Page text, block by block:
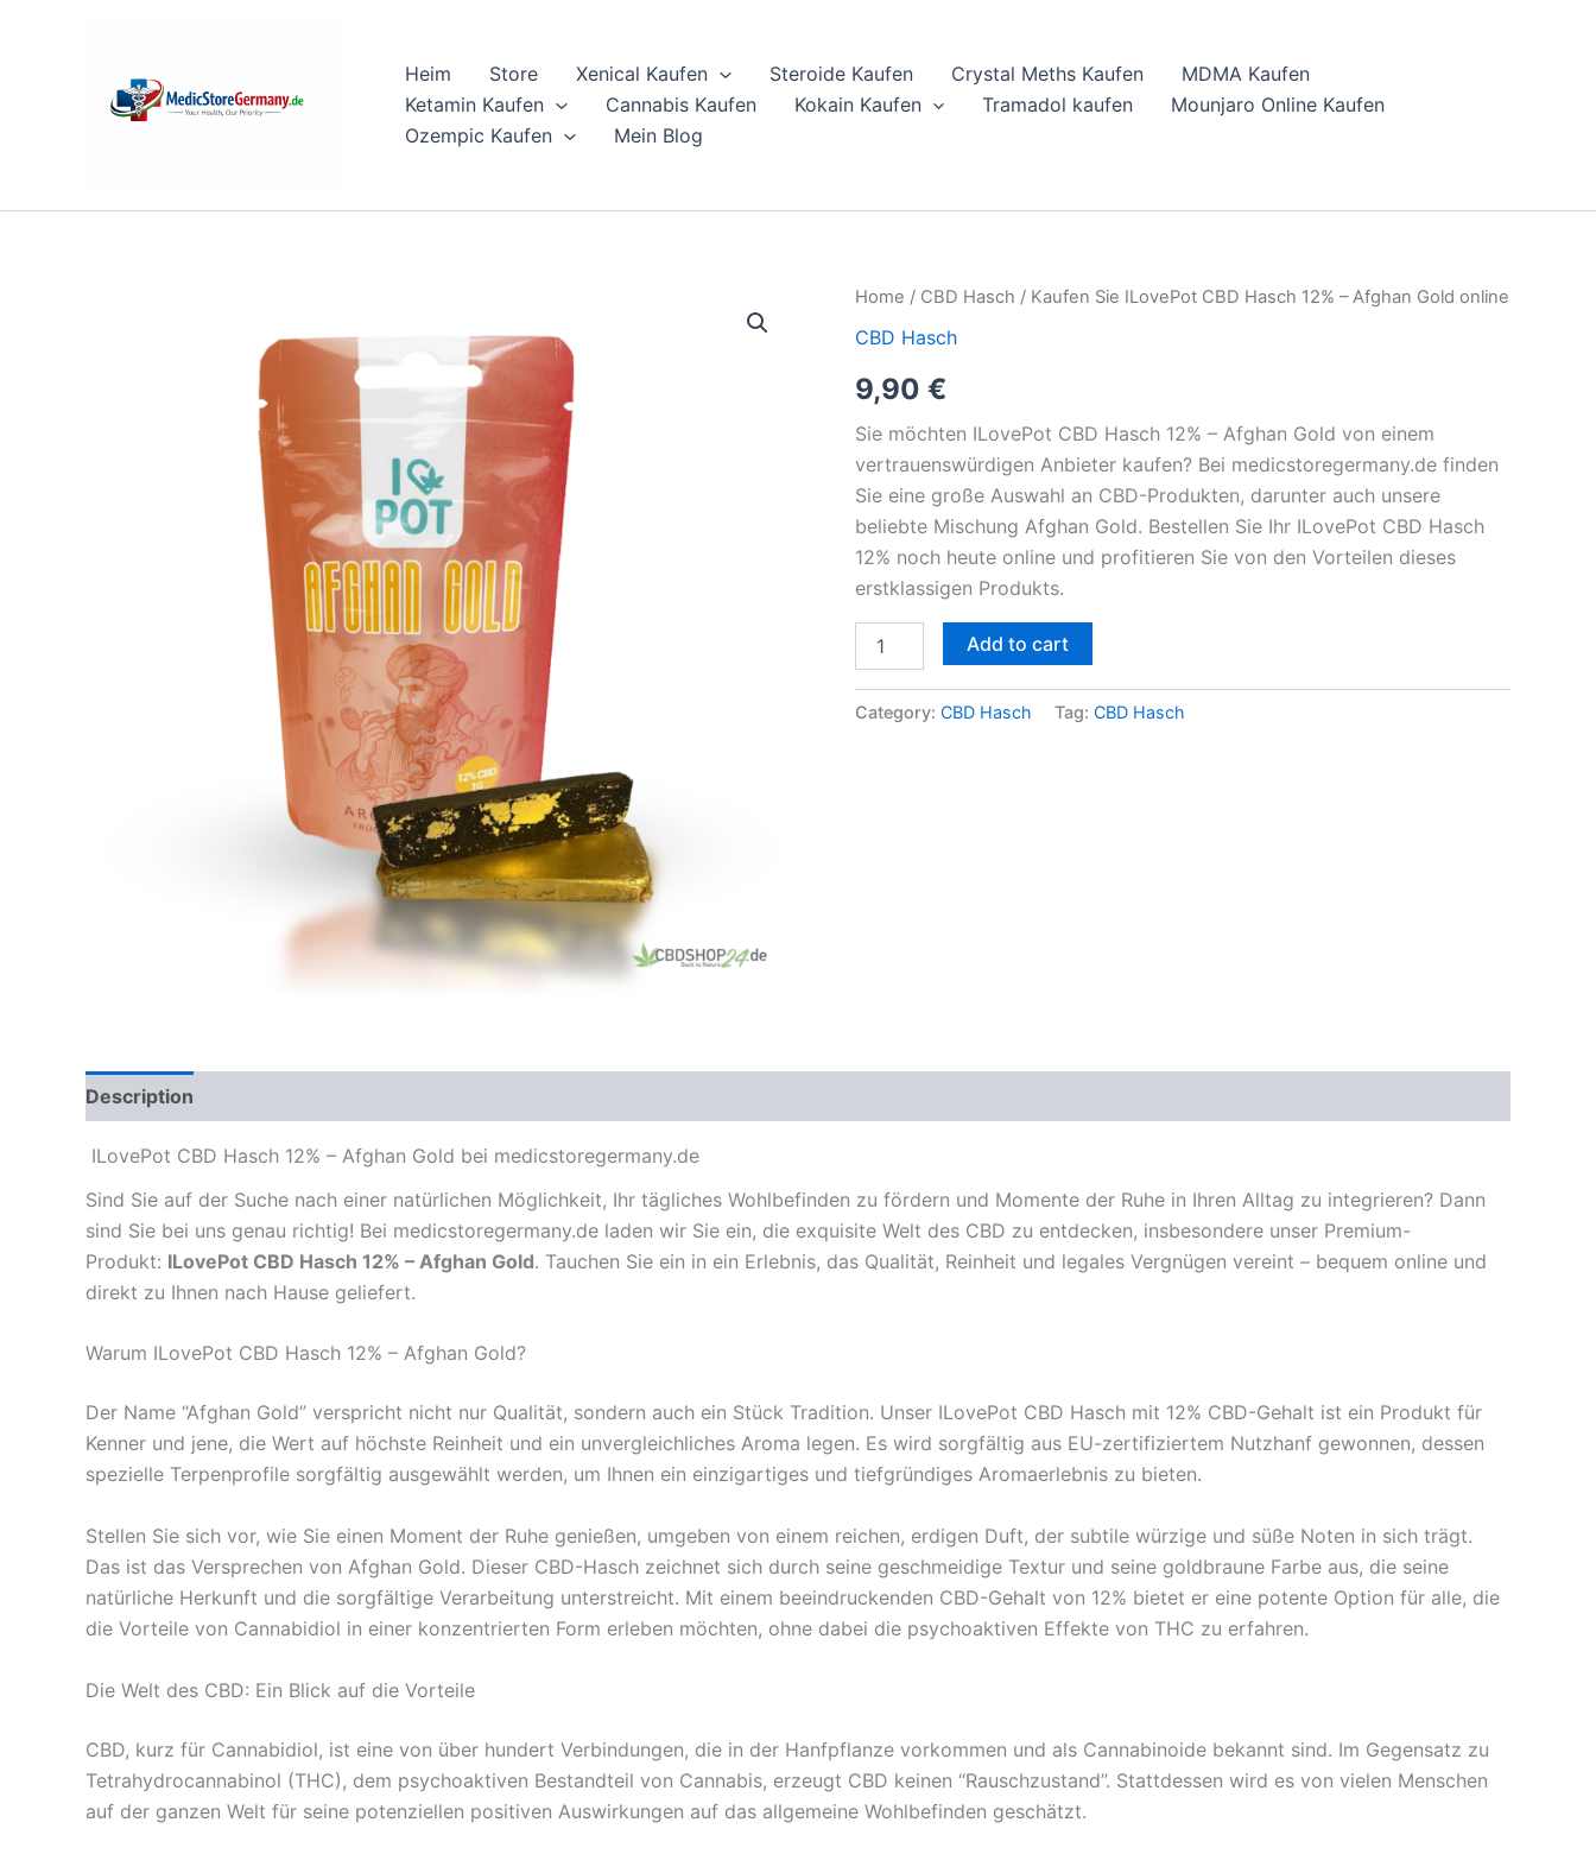
Heim Store Xenical Kaufen Steroide Kaufen Crystal Meths Kaufen
MDMA Kaufen
Ketamin Kaufen
Cannabis Kaufen Kokain Kaufen Tramadol kaufen
Mounjaro Online Kaufen
Ozempic Kaufen
Mein Blog
Home / CBD Hasch / Kaufen Sie ILovePot CBD Hasch 12% – Afghan Gold online
CBD Hasch
9,90 €
Sie möchten ILovePot CBD Hasch 12% – Afghan Gold von einem
vertrauenswürdigen Anbieter kaufen? Bei medicstoregermany.de finden
Sie eine große Auswahl an CBD-Produkten, darunter auch unsere
beliebte Mischung Afghan Gold. Bestellen Sie Ihr ILovePot CBD Hasch
12% noch heute online und profitieren Sie von den Vorteilen dieses
erstklassigen Produkts.
Kaufen
ILovePot
Hasch
12%
-
Afghan
online
quantity
Add to cart
Category: CBD Hasch Tag: CBD Hasch
Description
ILovePot CBD Hasch 12% – Afghan Gold bei medicstoregermany.de
Sind Sie auf der Suche nach einer natürlichen Möglichkeit, Ihr tägliches Wohlbefinden zu fördern und Momente der Ruhe in Ihren Alltag zu integrieren? Dann
sind Sie bei uns genau richtig! Bei medicstoregermany.de laden wir Sie ein, die exquisite Welt des CBD zu entdecken, insbesondere unser Premium-
Produkt: ILovePot CBD Hasch 12% – Afghan Gold. Tauchen Sie ein in ein Erlebnis, das Qualität, Reinheit und legales Vergnügen vereint – bequem online und
direkt zu Ihnen nach Hause geliefert.
Warum ILovePot CBD Hasch 12% – Afghan Gold?
Der Name “Afghan Gold” verspricht nicht nur Qualität, sondern auch ein Stück Tradition. Unser ILovePot CBD Hasch mit 12% CBD-Gehalt ist ein Produkt für
Kenner und jene, die Wert auf höchste Reinheit und ein unvergleichliches Aroma legen. Es wird sorgfältig aus EU-zertifiziertem Nutzhanf gewonnen, dessen
spezielle Terpenprofile sorgfältig ausgewählt werden, um Ihnen ein einzigartiges und tiefgründiges Aromaerlebnis zu bieten.
Stellen Sie sich vor, wie Sie einen Moment der Ruhe genießen, umgeben von einem reichen, erdigen Duft, der subtile würzige und süße Noten in sich trägt.
Das ist das Versprechen von Afghan Gold. Dieser CBD-Hasch zeichnet sich durch seine geschmeidige Textur und seine goldbraune Farbe aus, die seine
natürliche Herkunft und die sorgfältige Verarbeitung unterstreicht. Mit einem beeindruckenden CBD-Gehalt von 12% bietet er eine potente Option für alle, die
die Vorteile von Cannabidiol in einer konzentrierten Form erleben möchten, ohne dabei die psychoaktiven Effekte von THC zu erfahren.
Die Welt des CBD: Ein Blick auf die Vorteile
CBD, kurz für Cannabidiol, ist eine von über hundert Verbindungen, die in der Hanfpflanze vorkommen und als Cannabinoide bekannt sind. Im Gegensatz zu
Tetrahydrocannabinol (THC), dem psychoaktiven Bestandteil von Cannabis, erzeugt CBD keinen “Rauschzustand”. Stattdessen wird es von vielen Menschen
auf der ganzen Welt für seine potenziellen positiven Auswirkungen auf das allgemeine Wohlbefinden geschätzt.